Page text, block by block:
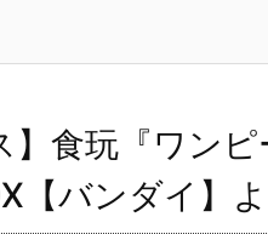
】食玩『ワン
【バンダイ】